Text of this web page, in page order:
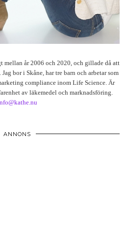
år 2006 och 2020, och gillade då att
bor i Skåne, har tre barn och arbetar som
compliance inom Life Science. Är
av läkemedel och marknadsföring.
ANNONS